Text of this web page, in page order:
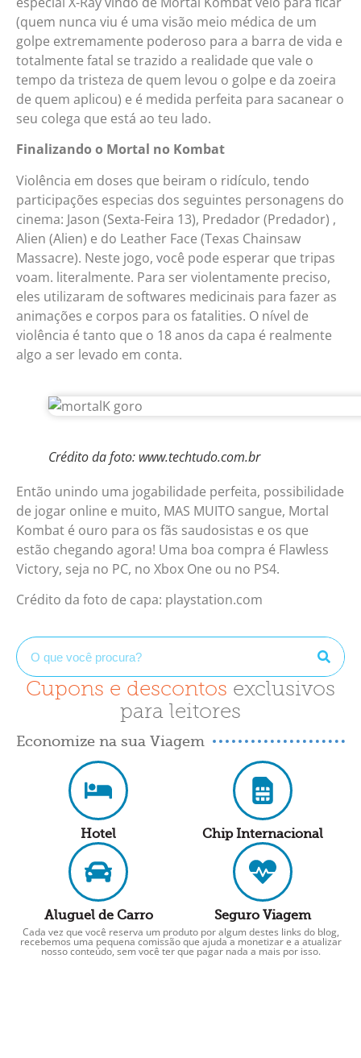
(quem nunca viu é uma visão meio médica de um
golpe extremamente poderoso para a barra de vida e
totalmente fatal se trazido a realidade que vale o
tempo da tristeza de quem levou o golpe e da zoeira
de quem aplicou) e é medida perfeita para sacanear o
seu colega que está ao teu lado.
Finalizando o Mortal no Kombat
Violência em doses que beiram o ridículo, tendo
participações especias dos seguintes personagens do
cinema: Jason (Sexta-Feira 13), Predador (Predador) ,
Alien (Alien) e do Leather Face (Texas Chainsaw
Massacre). Neste jogo, você pode esperar que tripas
voam. literalmente. Para ser violentamente preciso,
eles utilizaram de softwares medicinais para fazer as
animações e corpos para os fatalities. O nível de
violência é tanto que o 18 anos da capa é realmente
algo a ser levado em conta.
Crédito da foto: www.techtudo.com.br
Então unindo uma jogabilidade perfeita, possibilidade
de jogar online e muito, MAS MUITO sangue, Mortal
Kombat é ouro para os fãs saudosistas e os que
estão chegando agora! Uma boa compra é Flawless
Victory, seja no PC, no Xbox One ou no PS4.
Crédito da foto de capa: playstation.com
Cupons e descontos exclusivos
para leitores
Economize na sua Viagem
Hotel Chip Internacional
Aluguel de Carro Seguro Viagem
Cada vez que você reserva um produto por algum destes links do blog,
recebemos uma pequena comissão que ajuda a monetizar e a atualizar
nosso conteúdo, sem você ter que pagar nada a mais por isso.